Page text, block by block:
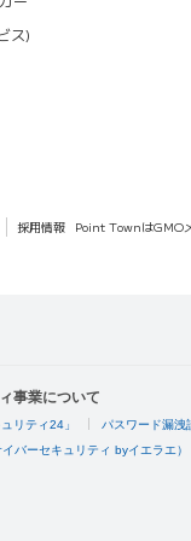
ス)
採用情報 Point TownはGMO
事業について
リティ24」 パスワード漏洩
バーセキュリティ byイエラエ）